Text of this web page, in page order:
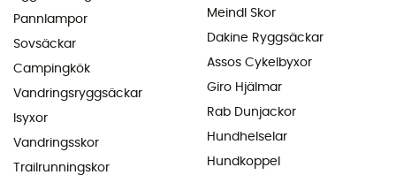
Pannlampor
Sovsäckar
Campingkök
Vandringsryggsäckar
Isyxor
Vandringsskor
Trailrunningskor
Meindl Skor
Dakine Ryggsäckar
Assos Cykelbyxor
Giro Hjälmar
Rab Dunjackor
Hundhelselar
Hundkoppel